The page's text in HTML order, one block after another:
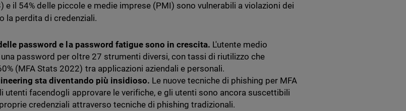
e il 54% delle piccole e medie imprese (PMI) sono vulnerabili a violazioni dei
la perdita di credenziali.
password e la password fatigue sono in crescita. L'utente medio
password per oltre 27 strumenti diversi, con tassi di riutilizzo che
(MFA Stats 2022) tra applicazioni aziendali e personali.
sta diventando più insidioso. Le nuove tecniche di phishing per MFA
utenti facendogli approvare le verifiche, e gli utenti sono ancora suscettibili
credenziali attraverso tecniche di phishing tradizionali.